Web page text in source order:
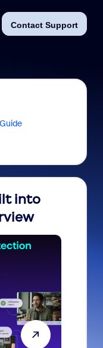
Contact Support
into